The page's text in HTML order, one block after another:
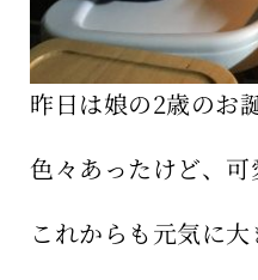
昨日は娘の2歳のお
色々あったけど、
これからも元気に